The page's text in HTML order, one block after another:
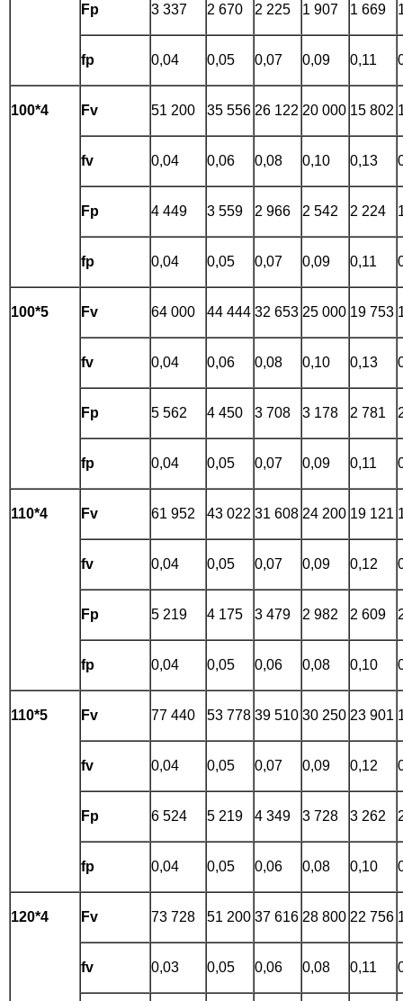
Fp 3 337 2 670 2 225 1 907 1 669
fp 0,04 0,05 0,07 0,09 0,11
100*4 Fv 51 200 35 556 26 122 20 000 15 802
fv 0,04 0,06 0,08 0,10 0,13
Fp 4 449 3 559 2 966 2 542 2 224
fp 0,04 0,05 0,07 0,09 0,11
100*5 Fv 64 000 44 444 32 653 25 000 19 753
fv 0,04 0,06 0,08 0,10 0,13
Fp 5 562 4 450 3 708 3 178 2 781
fp 0,04 0,05 0,07 0,09 0,11
110*4 Fv 61 952 43 022 31 608 24 200 19 121
fv 0,04 0,05 0,07 0,09 0,12
Fp 5 219 4 175 3 479 2 982 2 609
fp 0,04 0,05 0,06 0,08 0,10
110*5 Fv 77 440 53 778 39 510 30 250 23 901
fv 0,04 0,05 0,07 0,09 0,12
Fp 6 524 5 219 4 349 3 728 3 262
fp 0,04 0,05 0,06 0,08 0,10
120*4 Fv 73 728 51 200 37 616 28 800 22 756
fv 0,03 0,05 0,06 0,08 0,11